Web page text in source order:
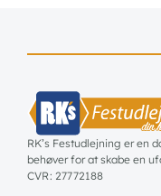
RK’s Festudlejning er en
behøver for at skabe en
CVR: 27772188